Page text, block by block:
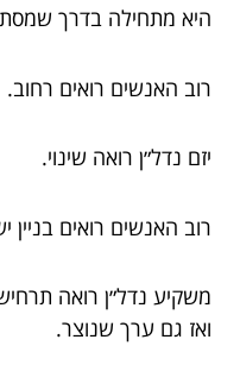
היא מתחילה בדרך
רוב האנשים רואים רחוב.
יזם נדל״ן רואה שינוי.
רוב האנשים רואים בניין
משקיע נדל״ן רואה
ואז גם ערך שנוצר.